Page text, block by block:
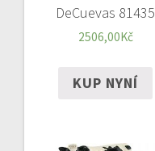
DeCuevas 81435
2506,00Kč
KUP NYNÍ